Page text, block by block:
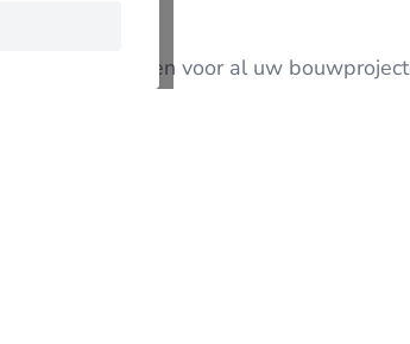
partner in Geleen voor al uw